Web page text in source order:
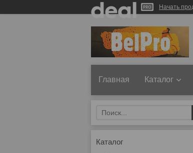
Начать
Главная Каталог
Каталог